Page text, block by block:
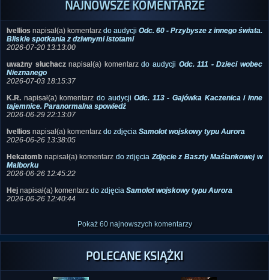
NAJNOWSZE KOMENTARZE
Ivellios napisał(a) komentarz do audycji Odc. 60 - Przybysze z innego świata.
Bliskie spotkania z dziwnymi istotami
2026-07-20 13:13:00
uważny słuchacznapisał(a) komentarzdo audycji Odc. 111 - Dzieci wobec
Nieznanego
2026-07-03 18:15:37
K.R. napisał(a) komentarz do audycjiOdc. 113 - Gajówka Kaczenica i inne
tajemnice. Paranormalna spowiedź
2026-06-29 22:13:07
Ivellios napisał(a) komentarz do zdjęcia Samolot wojskowy typu Aurora
2026-06-26 13:38:05
Hekatomb napisał(a) komentarz do zdjęciaZdjęcie z Baszty Maślankowej w
Malborku
2026-06-26 12:45:22
Hej napisał(a) komentarz do zdjęcia Samolot wojskowy typu Aurora
2026-06-26 12:40:44
Pokaż 60 najnowszych komentarzy
POLECANE KSIĄŻKI